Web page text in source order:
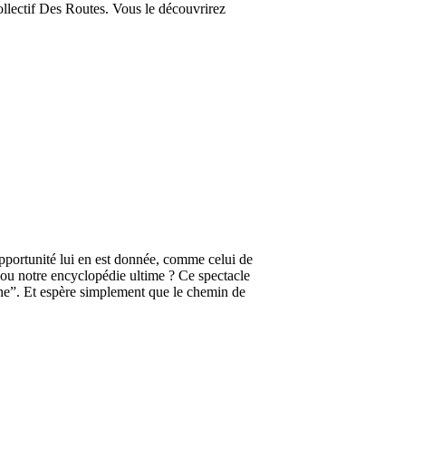
Des Routes. Vous le découvrirez
lui en est donnée, comme celui de
notre encyclopédie ultime ? Ce spectacle
Et espère simplement que le chemin de